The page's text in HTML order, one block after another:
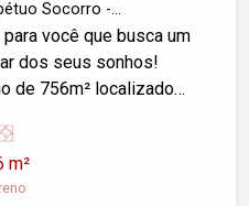
Socorro -
você que busca um
dos seus sonhos!
de 756m² localizado
Socorro. Este
maravilhosa,
permitindo desde a
m²